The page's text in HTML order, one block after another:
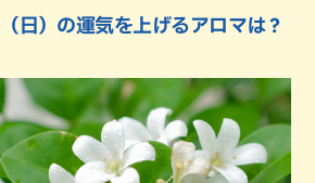
日）の運気を上げるアロマは？